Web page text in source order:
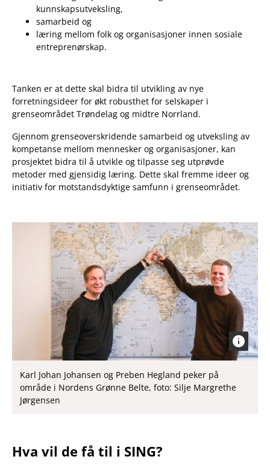
kunnskapsutveksling,
samarbeid og
læring mellom folk og organisasjoner innen sosiale
entreprenørskap.
Tanken er at dette skal bidra til utvikling av nye
forretningsideer for økt robusthet for selskaper i
grenseområdet Trøndelag og midtre Norrland.
Gjennom grenseoverskridende samarbeid og utveksling av
kompetanse mellom mennesker og organisasjoner, kan
prosjektet bidra til å utvikle og tilpasse seg utprøvde
metoder med gjensidig læring. Dette skal fremme ideer og
initiativ for motstandsdyktige samfunn i grenseområdet.
Karl Johan Johansen og Preben Hegland peker på
område i Nordens Grønne Belte, foto: Silje Margrethe
Jørgensen
Hva vil de få til i SING?